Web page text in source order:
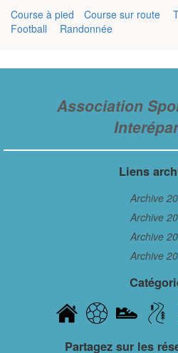
Course à pied Course sur route
Football
Randonnée
Association
Liens
Archive
Archive
Archive
Archive
Partagez sur les